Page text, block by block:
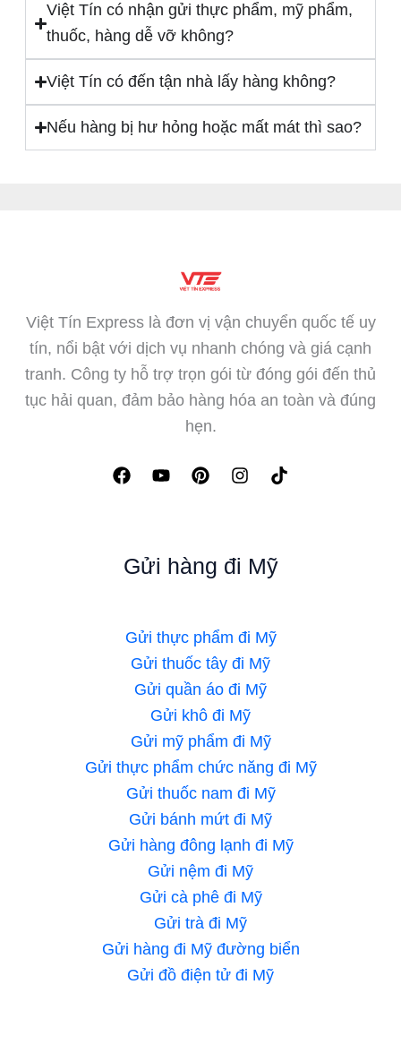
Việt Tín có nhận gửi thực phẩm, mỹ phẩm,
thuốc, hàng dễ vỡ không?
Việt Tín có đến tận nhà lấy hàng không?
Nếu hàng bị hư hỏng hoặc mất mát thì sao?
Việt Tín Express là đơn vị vận chuyển quốc tế uy
tín, nổi bật với dịch vụ nhanh chóng và giá cạnh
tranh. Công ty hỗ trợ trọn gói từ đóng gói đến thủ
tục hải quan, đảm bảo hàng hóa an toàn và đúng
hẹn.
Gửi hàng đi Mỹ
Gửi thực phẩm đi Mỹ
Gửi thuốc tây đi Mỹ
Gửi quần áo đi Mỹ
Gửi khô đi Mỹ
Gửi mỹ phẩm đi Mỹ
Gửi thực phẩm chức năng đi Mỹ
Gửi thuốc nam đi Mỹ
Gửi bánh mứt đi Mỹ
Gửi hàng đông lạnh đi Mỹ
Gửi nệm đi Mỹ
Gửi cà phê đi Mỹ
Gửi trà đi Mỹ
Gửi hàng đi Mỹ đường biển
Gửi đồ điện tử đi Mỹ